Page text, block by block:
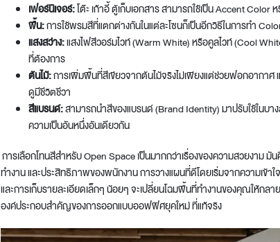
เฟอร์นิเจอร์:โต๊ะ เก้าอี้ ตู้เก็บเอกสาร สามารถใช้เป็น Accent
พื้น:การใช้พรมสีที่แตกต่างกันในแต่ละโซนก็เป็นอีกวิธีในการทำ
แสงสว่าง:แสงไฟสีวอร์มไวท์ (Warm White) หรือคูลไวท์ (Cool
ที่ต้องการ
ต้นไม้:การเพิ่มพื้นที่สีเขียวจากต้นไม้จริงไม่เพียงแต่ช่วยฟอกอากา
ดูมีชีวิตชีวา
สีแบรนด์:สามารถนำสีของแบรนด์ (Brand Identity) มาปรับใช้ในบา
ความเป็นอันหนึ่งอันเดียวกัน
การเลือกโทนสีสำหรับ Open Space เป็นมากกว่าเรื่องของความสวยงาม
ทำงาน และประสิทธิภาพของพนักงาน การวางแผนที่ดีโดยเริ่มจากความเข้า
และการเก็บรายละเอียดเล็กๆ น้อยๆ จะเปลี่ยนโฉมพื้นที่ทำงานของคุณให้ก
องค์ประกอบสำคัญของการออกแบบออฟฟิศยุคใหม่ ที่แท้จริง